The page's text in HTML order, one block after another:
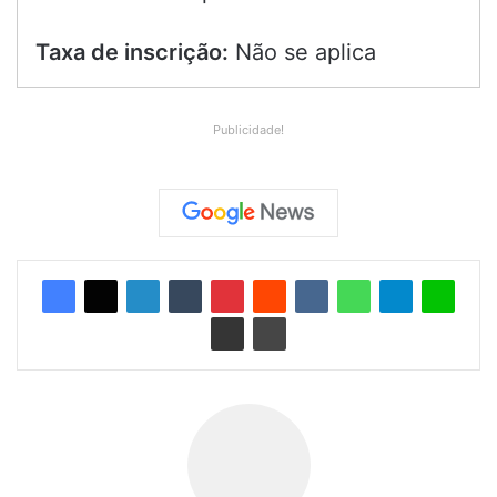
Taxa de inscrição: Não se aplica
Publicidade!